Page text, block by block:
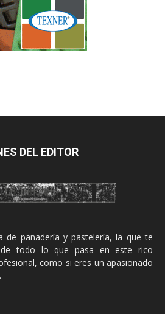
DEL EDITOR
de panadería y pastelería, la que te
de todo lo que pasa en este rico
como si eres un apasionado